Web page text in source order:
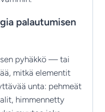
palautumisen
pyhäkkö — tai
mitkä elementit
unta: pehmeät
himmennetty